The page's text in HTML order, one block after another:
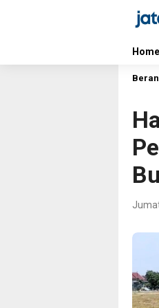
Home